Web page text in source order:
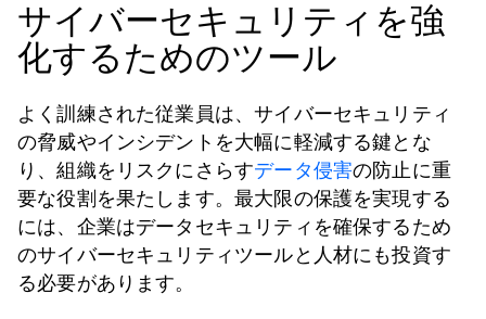
サイバーセキュリティを強
化するためのツール
よく訓練された従業員は、サイバーセキュリティ
の脅威やインシデントを大幅に軽減する鍵とな
り、組織をリスクにさらすデータ侵害の防止に重
要な役割を果たします。最大限の保護を実現する
には、企業はデータセキュリティを確保するため
のサイバーセキュリティツールと人材にも投資す
る必要があります。